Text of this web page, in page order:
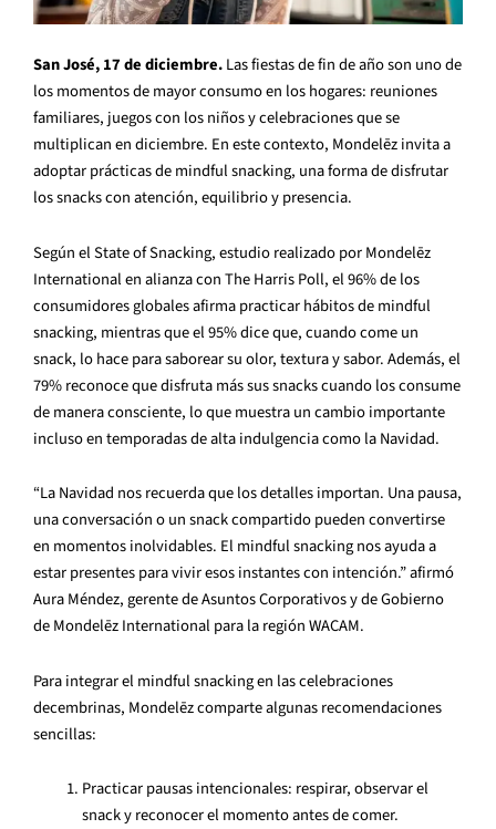
San José, 17 de diciembre.Las fiestas de fin de año son uno de
los momentos de mayor consumo en los hogares: reuniones
familiares, juegos con los niños y celebraciones que se
multiplican en diciembre. En este contexto, Mondelēz invita a
adoptar prácticas de mindful snacking, una forma de disfrutar
los snacks con atención, equilibrio y presencia.
Según el State of Snacking, estudio realizado por Mondelēz
International en alianza con The Harris Poll, el 96% de los
consumidores globales afirma practicar hábitos de mindful
snacking, mientras que el 95% dice que, cuando come un
snack, lo hace para saborear su olor, textura y sabor. Además, el
79% reconoce que disfruta más sus snacks cuando los consume
de manera consciente, lo que muestra un cambio importante
incluso en temporadas de alta indulgencia como la Navidad.
“La Navidad nos recuerda que los detalles importan. Una pausa,
una conversación o un snack compartido pueden convertirse
en momentos inolvidables. El mindful snacking nos ayuda a
estar presentes para vivir esos instantes con intención.” afirmó
Aura Méndez, gerente de Asuntos Corporativos y de Gobierno
de Mondelēz International para la región WACAM.
Para integrar el mindful snacking en las celebraciones
decembrinas, Mondelēz comparte algunas recomendaciones
sencillas:
Practicar pausas intencionales: respirar, observar el
snack y reconocer el momento antes de comer.